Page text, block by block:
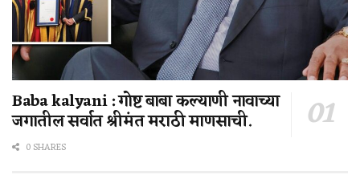
Baba kalyani : गोष्ट बाबा कल्याणी नावाच्या
जगातील सर्वात श्रीमंत मराठी माणसाची.
0 SHARES